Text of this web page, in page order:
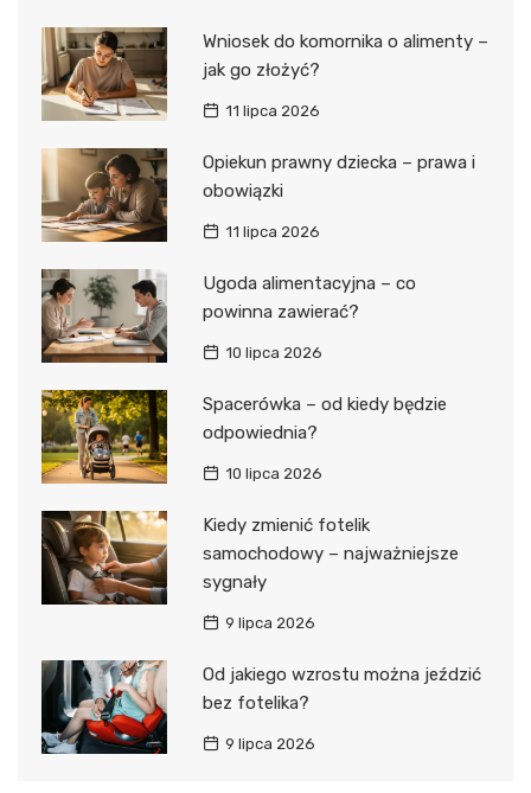
Wniosek do komornika o alimenty –
jak go złożyć?
11 lipca 2026
Opiekun prawny dziecka – prawa i
obowiązki
11 lipca 2026
Ugoda alimentacyjna – co
powinna zawierać?
10 lipca 2026
Spacerówka – od kiedy będzie
odpowiednia?
10 lipca 2026
Kiedy zmienić fotelik
samochodowy – najważniejsze
sygnały
9 lipca 2026
Od jakiego wzrostu można jeździć
bez fotelika?
9 lipca 2026